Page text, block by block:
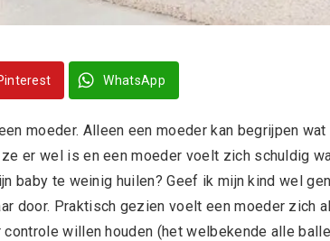
WhatsApp
moeder. Alleen een moeder kan begrijpen
er wel is en een moeder voelt zich schuldig
baby te weinig huilen? Geef ik mijn kind wel
door. Praktisch gezien voelt een moeder zich
willen houden (het welbekende alle